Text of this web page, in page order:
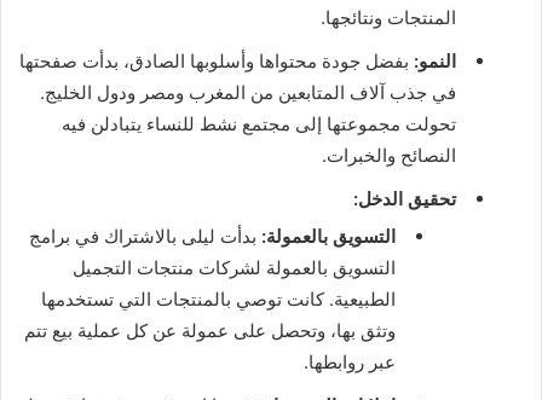
المنتجات ونتائجها.
النمو: بفضل جودة محتواها وأسلوبها الصادق، بدأت صفحتها
في جذب آلاف المتابعين من المغرب ومصر ودول الخليج.
تحولت مجموعتها إلى مجتمع نشط للنساء يتبادلن فيه
النصائح والخبرات.
تحقيق الدخل:
التسويق بالعمولة: بدأت ليلى بالاشتراك في برامج
التسويق بالعمولة لشركات منتجات التجميل
الطبيعية. كانت توصي بالمنتجات التي تستخدمها
وتثق بها، وتحصل على عمولة عن كل عملية بيع تتم
عبر روابطها.